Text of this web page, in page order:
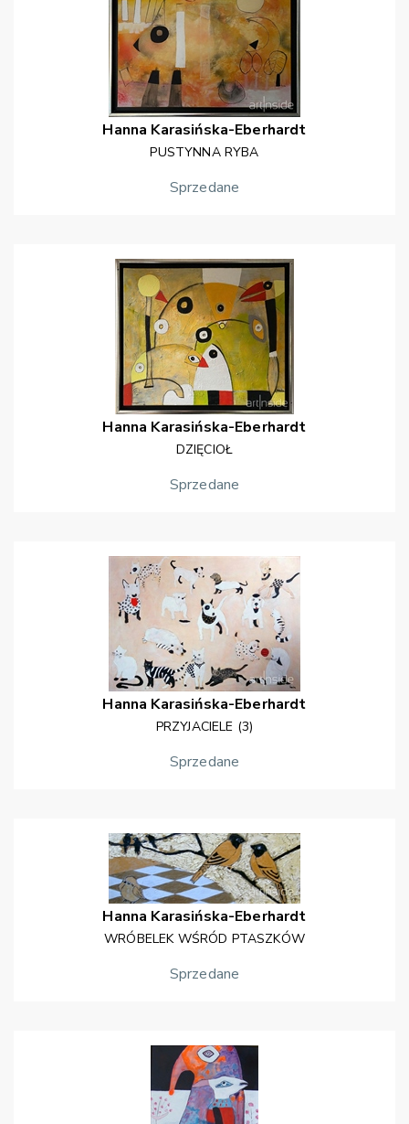
Hanna Karasińska-Eberhardt
PUSTYNNA RYBA
Sprzedane
Hanna Karasińska-Eberhardt
DZIĘCIOŁ
Sprzedane
Hanna Karasińska-Eberhardt
PRZYJACIELE (3)
Sprzedane
Hanna Karasińska-Eberhardt
WRÓBELEK WŚRÓD PTASZKÓW
Sprzedane